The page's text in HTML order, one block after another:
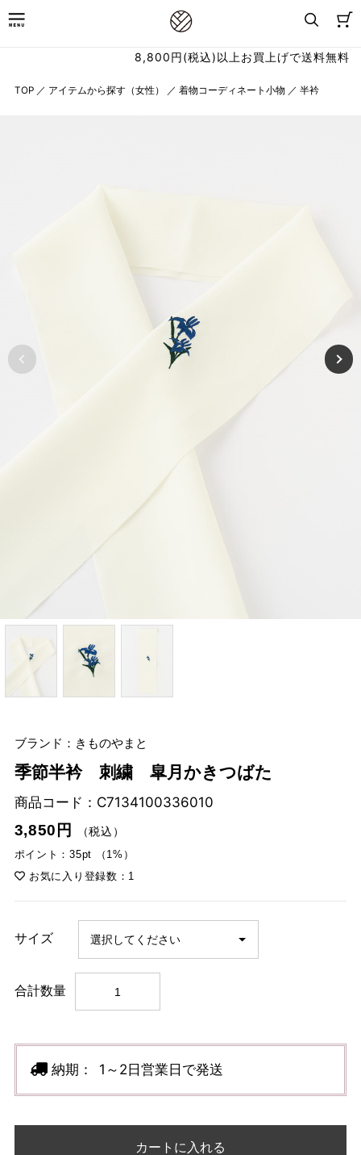
8,800円(税込)以上お買上げで送料無料
TOP ／ アイテムから探す（女性） ／ 着物コーディネート小物 ／ 半衿
ブランド：きものやまと
季節半衿 刺繍 皐月かきつばた
商品コード： C7134100336010
3,850円
（税込）
ポイント：35pt （1%）
お気に入り登録数：1
サイズ
合計数量
納期： 1～2日営業日で発送
カートに入れる